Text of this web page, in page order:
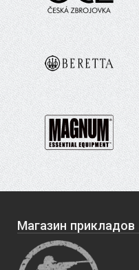
Магазин прикладов